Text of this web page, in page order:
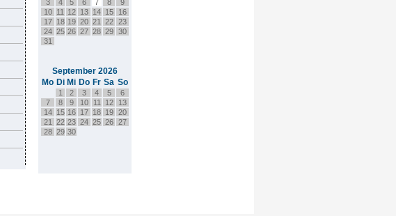
3
4 5 6 7 8
9
10
11 12 13 14 15
16
17
18 19 20 21 22
23
24 25 26 27 28 29
30
31
September 2026
Mo Di Mi Do Fr Sa So
1 2 3 4 5
6
7
8 9 10 11 12
13
14
15 16 17 18 19
20
21
22 23 24 25 26
27
28 29 30